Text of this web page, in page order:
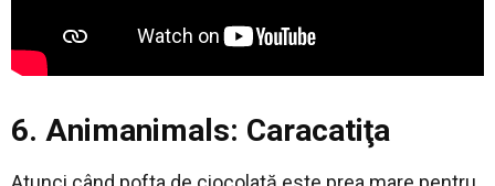
6. Animanimals: Caracatiţa